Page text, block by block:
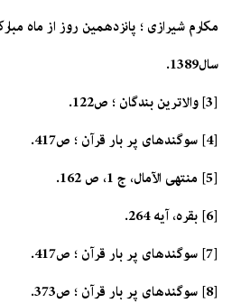
مکارم شیرازی ؛ پانزدهمین روز از ماه
سال1389.
[3] والاترين بندگان ؛ ص122.
[4] سوگندهاى پر بار قرآن ؛ ص417.
[5] منتهى الآمال، ج 1، ص 162.
[6] بقره، آيه 264.
[7] سوگندهاى پر بار قرآن ؛ ص417.
[8] سوگندهاى پر بار قرآن ؛ ص373.